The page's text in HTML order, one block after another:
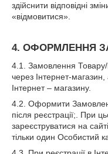
здійснити відповідні
«відмовитися».
4. ОФОРМЛЕННЯ
4.1. Замовлення
через Інтернет-
Інтернет – магазину.
4.2. Оформити
після реєстрації;. При
зареєструватися на
тільки один Особистий